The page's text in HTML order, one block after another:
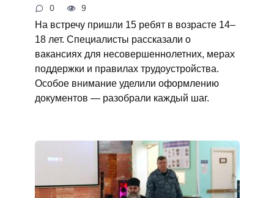
0 9
На встречу пришли 15 ребят в возрасте 14–
18 лет. Специалисты рассказали о
вакансиях для несовершеннолетних, мерах
поддержки и правилах трудоустройства.
Особое внимание уделили оформлению
документов — разобрали каждый шаг.